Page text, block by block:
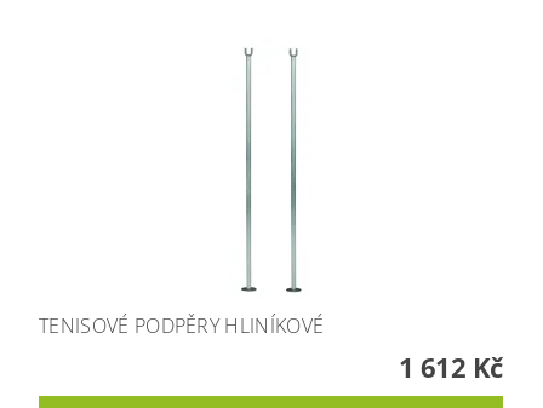
TENISOVÉ PODPĚRY HLINÍKOVÉ
1 612 Kč